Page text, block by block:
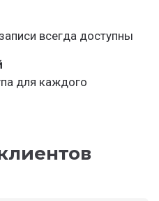
всегда доступны
для каждого